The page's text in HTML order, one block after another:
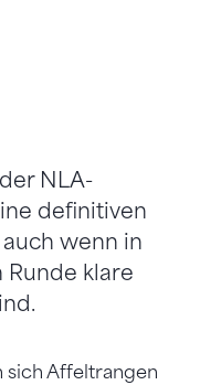
NLA-
definitiven
wenn in
Runde klare
sich Affeltrangen